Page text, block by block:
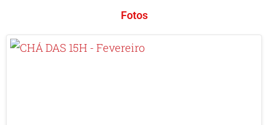
Fotos